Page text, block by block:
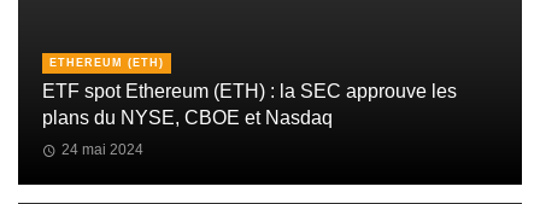
ETHEREUM (ETH)
ETF spot Ethereum (ETH) : la SEC approuve les
plans du NYSE, CBOE et Nasdaq
24 mai 2024